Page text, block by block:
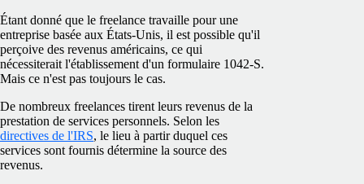
Étant donné que le freelance travaille pour une
entreprise basée aux États-Unis, il est possible qu'il
perçoive des revenus américains, ce qui
nécessiterait l'établissement d'un formulaire 1042-S.
Mais ce n'est pas toujours le cas.
De nombreux freelances tirent leurs revenus de la
prestation de services personnels. Selon les
directives de l'IRS, le lieu à partir duquel ces
services sont fournis détermine la source des
revenus.